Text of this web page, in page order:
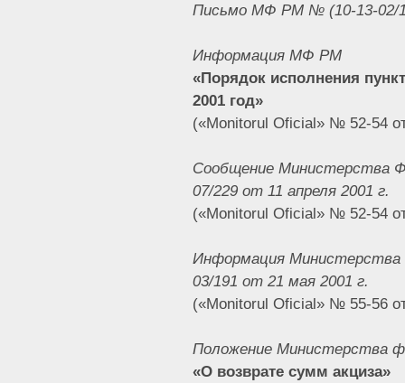
Письмо МФ РМ № (10-13-02/
Информация МФ РМ
«Порядок исполнения
2001 год»
(«Monitorul Oficial» № 52-54
Сообщение Министерства
07/229 от 11 апреля 2001 г.
(«Monitorul Oficial» № 52-54
Информация Министерства
03/191 от 21 мая 2001 г.
(«Monitorul Oficial» № 55-56
Положение Министерства
«О возврате сумм акциза»